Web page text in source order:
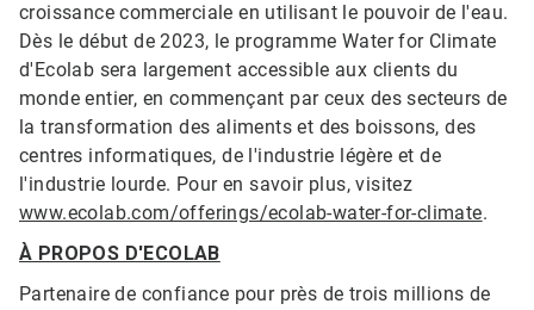
croissance commerciale en utilisant le pouvoir de l'eau.
Dès le début de 2023, le programme Water for Climate
d'Ecolab sera largement accessible aux clients du
monde entier, en commençant par ceux des secteurs de
la transformation des aliments et des boissons, des
centres informatiques, de l'industrie légère et de
l'industrie lourde. Pour en savoir plus, visitez
www.ecolab.com/offerings/ecolab-water-for-climate.
À PROPOS D'ECOLAB
Partenaire de confiance pour près de trois millions de